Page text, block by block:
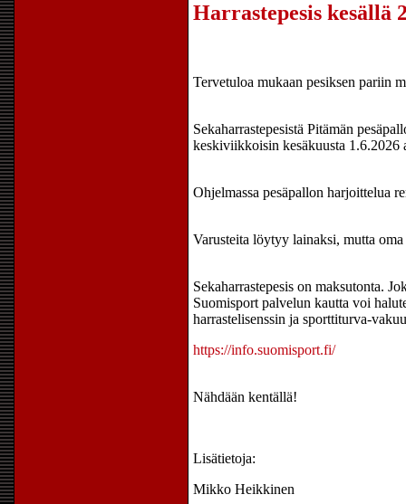
Harrastepesis kesällä
Tervetuloa mukaan pesiksen pariin
Sekaharrastepesistä Pitämän
keskiviikkoisin kesäkuusta
Ohjelmassa pesäpallon harjoittelua
Varusteita löytyy lainaksi, mutta
Sekaharrastepesis on maksutonta.
Suomisport palvelun kautta voi
harrastelisenssin ja sporttiturva-
https://info.suomisport.fi/
Nähdään kentällä!
Lisätietoja:
Mikko Heikkinen